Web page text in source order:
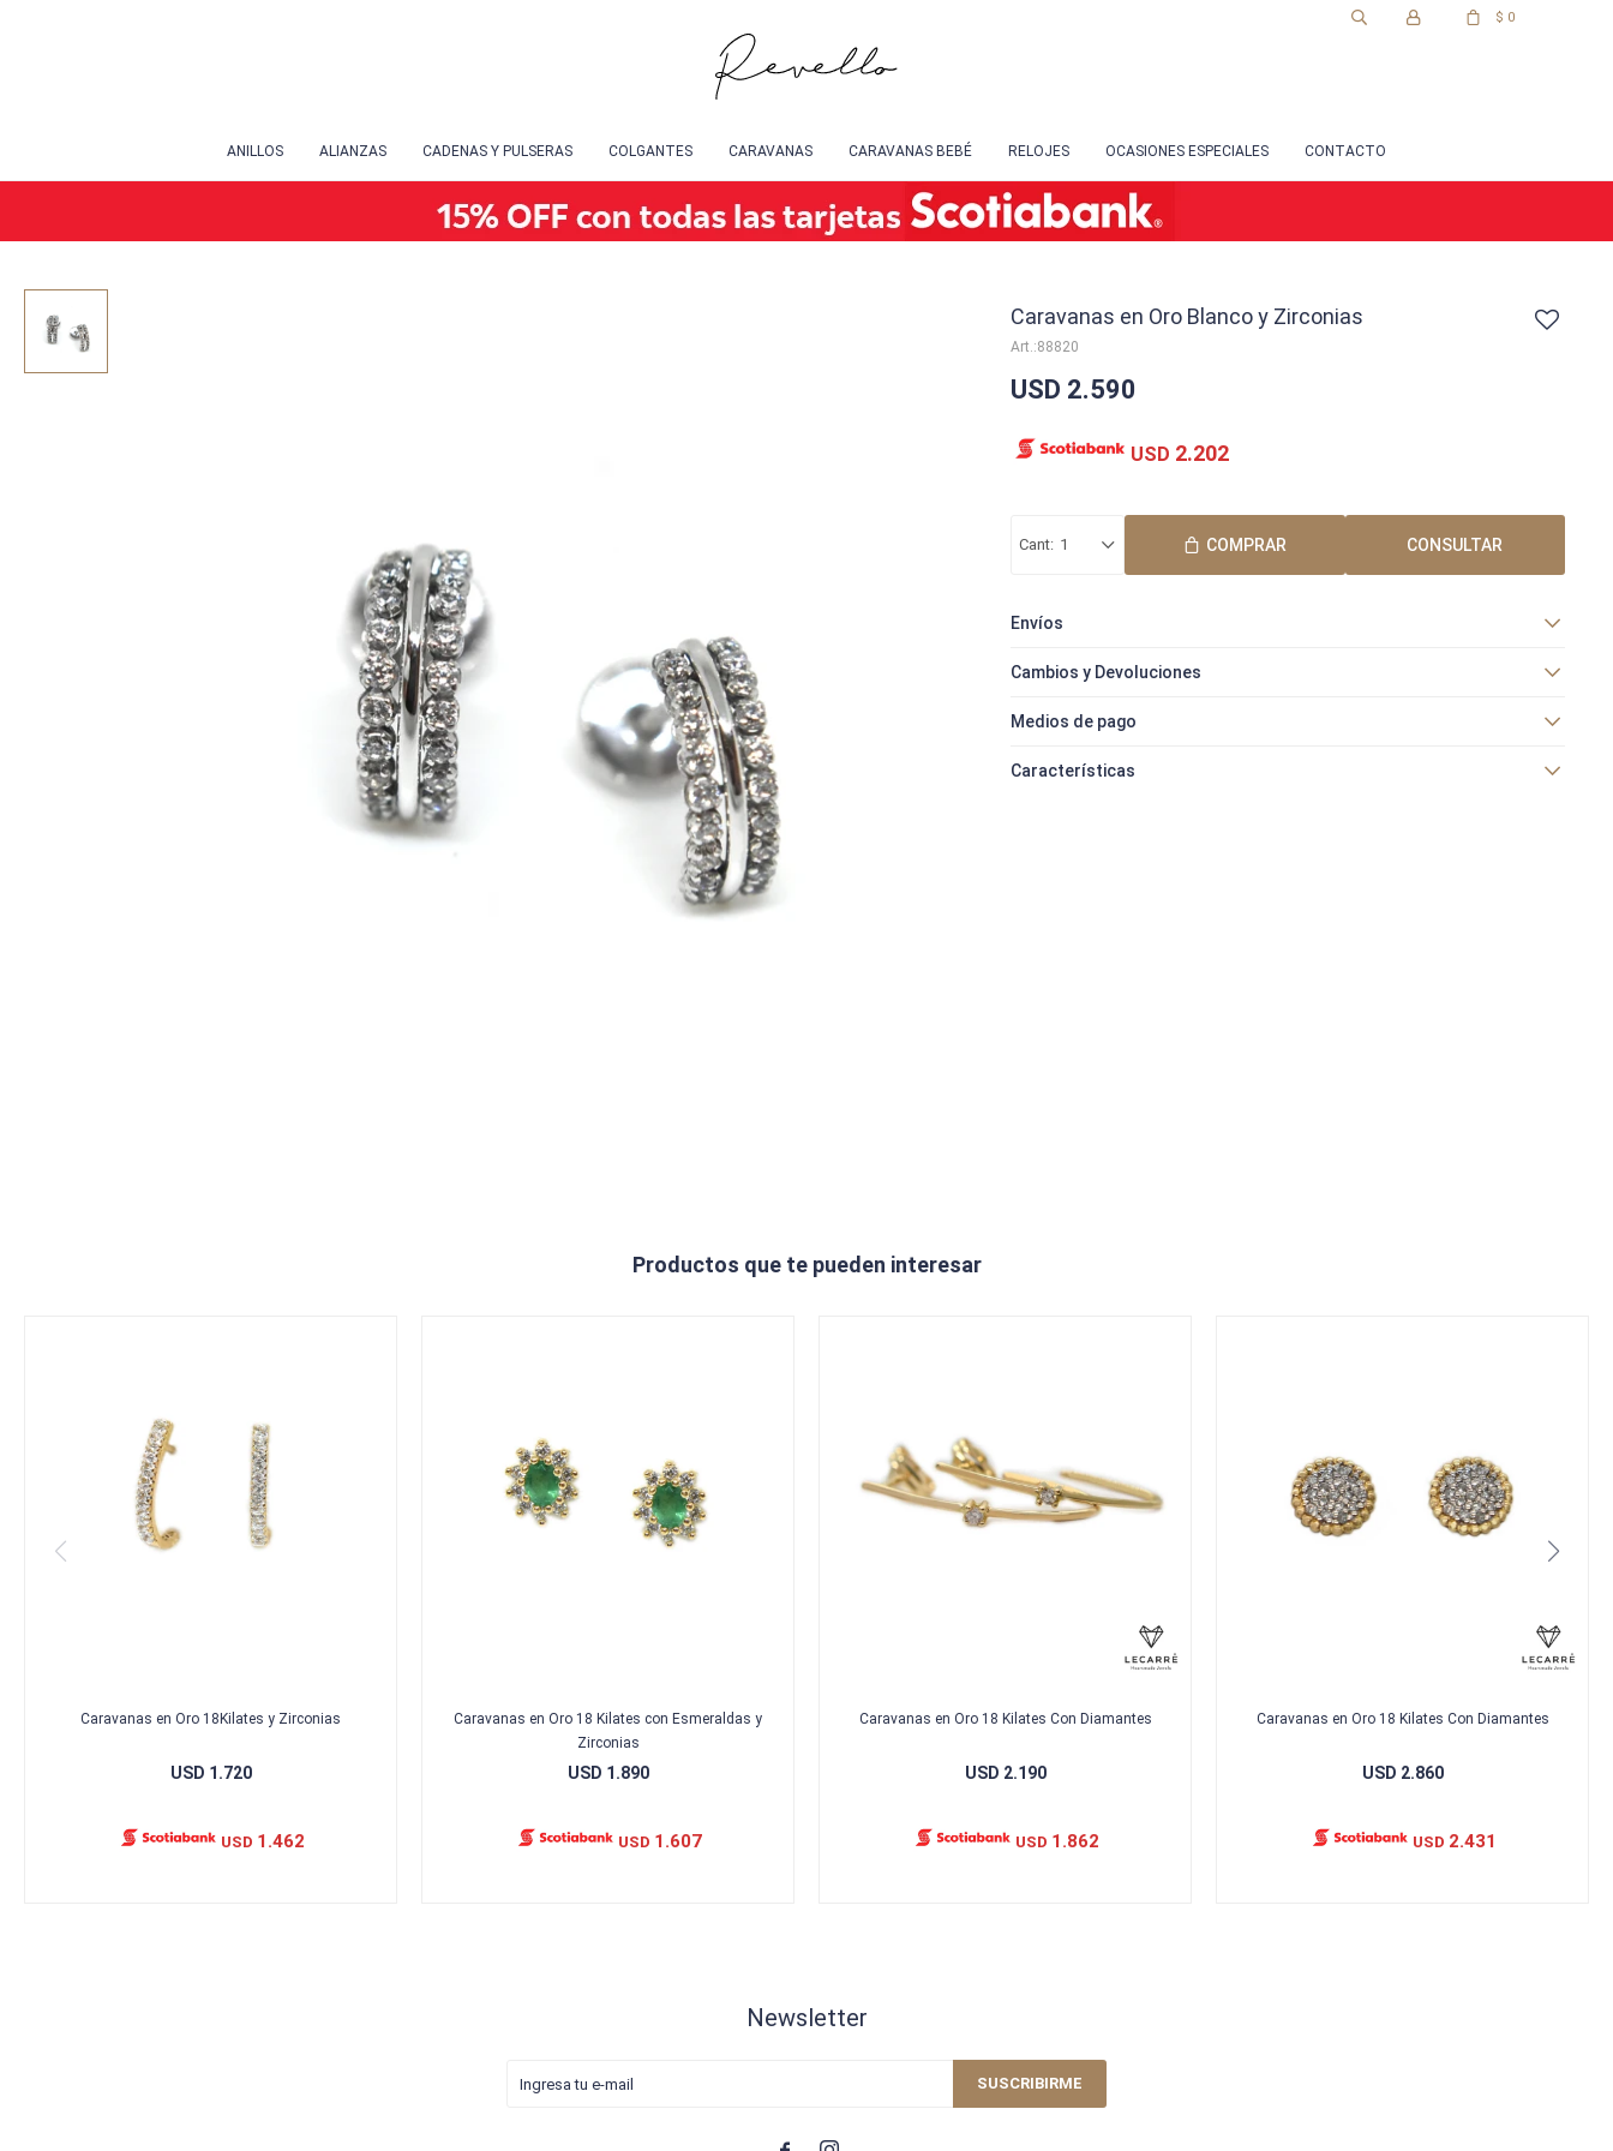
ANILLOS ALIANZAS CADENAS Y PULSERAS COLGANTES CARAVANAS CARAVANAS BEBÉ RELOJES OCASIONES ESPECIALES CONTACTO
$ 0
Caravanas en Oro Blanco y Zirconias
88820
USD 2.590
USD 2.202
1 COMPRAR CONSULTAR
Envíos
Cambios y Devoluciones
Medios de pago
Características
Productos que te pueden interesar
Caravanas en Oro 18Kilates y Zirconias
USD 1.720
USD 1.462
Caravanas en Oro 18 Kilates con Esmeraldas y
Zirconias
USD 1.890
USD 1.607
Caravanas en Oro 18 Kilates Con Diamantes
USD 2.190
USD 1.862
Caravanas en Oro 18 Kilates Con Diamantes
USD 2.860
USD 2.431
Newsletter
SUSCRIBIRME